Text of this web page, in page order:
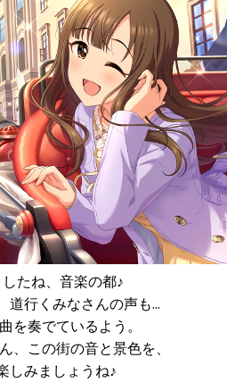
たね、音楽の都♪
道行くみなさんの声も…
を奏でているよう。
、この街の音と景色を、
しみましょうね♪